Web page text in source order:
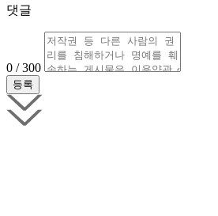
댓글
0 / 300